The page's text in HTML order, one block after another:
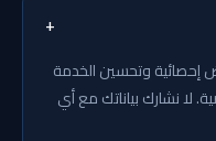
+
إحصائية وتحسين الخدمة
لا نشارك بياناتك مع أي